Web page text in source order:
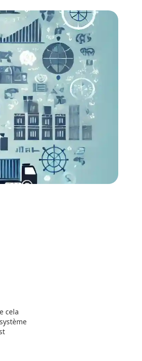
cela